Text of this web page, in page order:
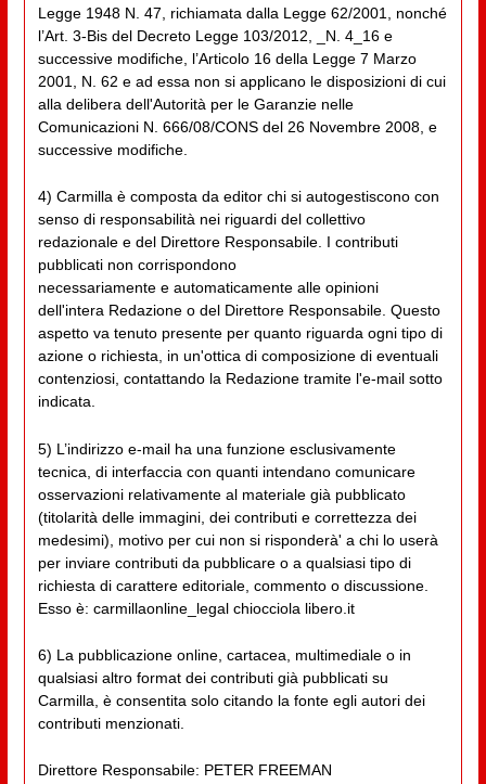
Legge 1948 N. 47, richiamata dalla Legge 62/2001, nonché
l’Art. 3-Bis del Decreto Legge 103/2012, _N. 4_16 e
successive modifiche, l’Articolo 16 della Legge 7 Marzo
2001, N. 62 e ad essa non si applicano le disposizioni di cui
alla delibera dell'Autorità per le Garanzie nelle
Comunicazioni N. 666/08/CONS del 26 Novembre 2008, e
successive modifiche.
4) Carmilla è composta da editor chi si autogestiscono con
senso di responsabilità nei riguardi del collettivo
redazionale e del Direttore Responsabile. I contributi
pubblicati non corrispondono
necessariamente e automaticamente alle opinioni
dell'intera Redazione o del Direttore Responsabile. Questo
aspetto va tenuto presente per quanto riguarda ogni tipo di
azione o richiesta, in un'ottica di composizione di eventuali
contenziosi, contattando la Redazione tramite l'e-mail sotto
indicata.
5) L’indirizzo e-mail ha una funzione esclusivamente
tecnica, di interfaccia con quanti intendano comunicare
osservazioni relativamente al materiale già pubblicato
(titolarità delle immagini, dei contributi e correttezza dei
medesimi), motivo per cui non si risponderà' a chi lo userà
per inviare contributi da pubblicare o a qualsiasi tipo di
richiesta di carattere editoriale, commento o discussione.
Esso è: carmillaonline_legal chiocciola libero.it
6) La pubblicazione online, cartacea, multimediale o in
qualsiasi altro format dei contributi già pubblicati su
Carmilla, è consentita solo citando la fonte egli autori dei
contributi menzionati.
Direttore Responsabile: PETER FREEMAN